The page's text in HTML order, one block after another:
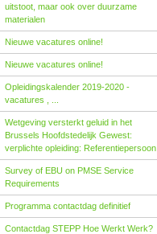
uitstoot, maar ook over duurzame
materialen
Nieuwe vacatures online!
Nieuwe vacatures online!
Opleidingskalender 2019-2020 -
vacatures , ...
Wetgeving versterkt geluid in het
Brussels Hoofdstedelijk Gewest:
verplichte opleiding: Referentiepersoon
Survey of EBU on PMSE Service
Requirements
Programma contactdag definitief
Contactdag STEPP Hoe Werkt Werk?